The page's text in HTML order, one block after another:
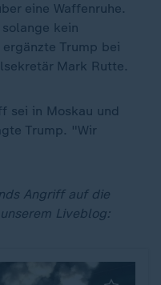
eine Waffenruhe.
kein
Trump bei
Mark Rutte.
sei in Moskau und
Trump. "Wir
Angriff auf die
Liveblog: